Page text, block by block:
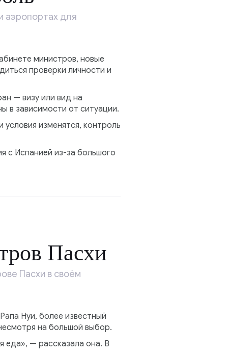
аэропортах для
министров, новые
проверки личности и
— визу или вид на
в зависимости от ситуации.
изменятся, контроль
с Испанией из-за большого
Пасхи
Пасхи в своём
Нуи, более известный
на большой выбор.
еда», — рассказала она. В